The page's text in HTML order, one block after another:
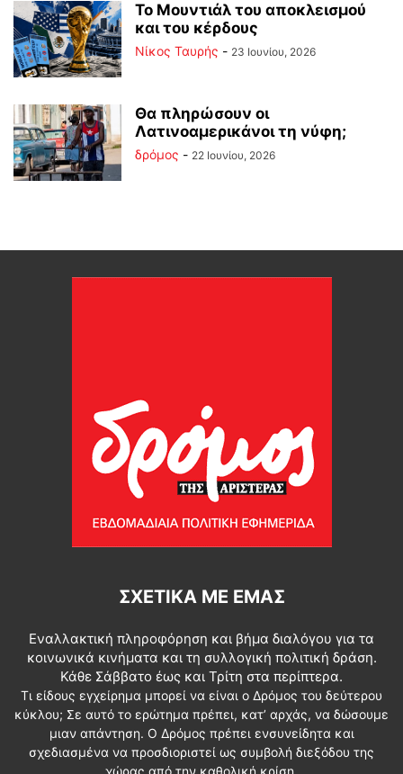
Το Μουντιάλ του αποκλεισμού
και του κέρδους
Νίκος Ταυρής - 23 Ιουνίου, 2026
Θα πληρώσουν οι
Λατινοαμερικάνοι τη νύφη;
δρόμος - 22 Ιουνίου, 2026
ΣΧΕΤΙΚΆ ΜΕ ΕΜΆΣ
Εναλλακτική πληροφόρηση και βήμα διαλόγου για τα
κοινωνικά κινήματα και τη συλλογική πολιτική δράση.
Κάθε Σάββατο έως και Τρίτη στα περίπτερα.
Τι είδους εγχείρημα μπορεί να είναι ο Δρόμος του δεύτερου
κύκλου; Σε αυτό το ερώτημα πρέπει, κατ’ αρχάς, να δώσουμε
μιαν απάντηση. Ο Δρόμος πρέπει ενσυνείδητα και
σχεδιασμένα να προσδιοριστεί ως συμβολή διεξόδου της
χώρας από την καθολική κρίση.